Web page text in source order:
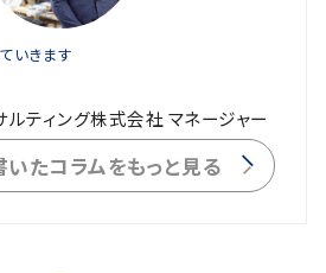
いきます
ルティング株式会社 マネージャー
たコラムをもっと見る